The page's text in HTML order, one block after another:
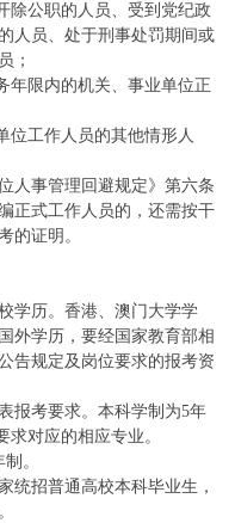
除公职的人员、受到党纪政
人员、处于刑事处罚期间或
；
年限内的机关、事业单位正
位工作人员的其他情形人
人事管理回避规定》第六条
正式工作人员的，还需按干
的证明。
学历。香港、澳门大学学
外学历，要经国家教育部相
告规定及岗位要求的报考资
报考要求。本科学制为5年
对应的相应专业。
。
招普通高校本科毕业生，